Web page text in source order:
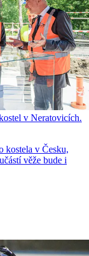
v Neratovicích.
kostela v Česku,
věže bude i